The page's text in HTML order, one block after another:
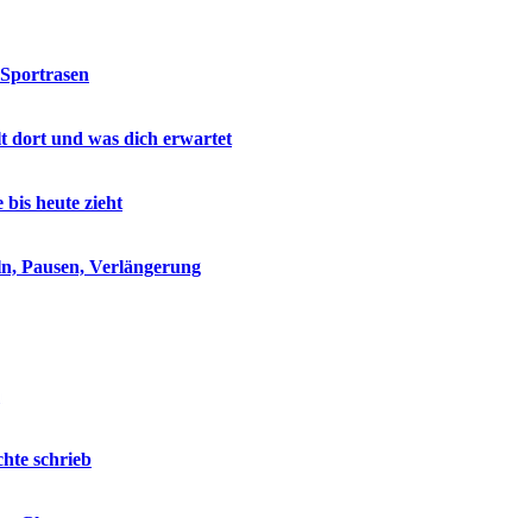
dort und was dich erwartet
heute zieht
Pausen, Verlängerung
schrieb